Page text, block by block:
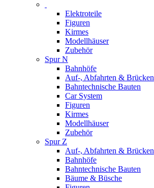
Elektroteile
Figuren
Kirmes
Modellhäuser
Zubehör
Spur N
Bahnhöfe
Auf-, Abfahrten & Brücken
Bahntechnische Bauten
Car System
Figuren
Kirmes
Modellhäuser
Zubehör
Spur Z
Auf-, Abfahrten & Brücken
Bahnhöfe
Bahntechnische Bauten
Bäume & Büsche